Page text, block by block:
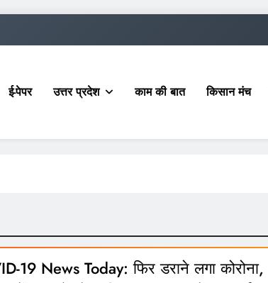
ई-पेपर उत्तर प्रदेश काम की बात किसान मंच
19 News Today: फिर डराने लगा कोरोना,